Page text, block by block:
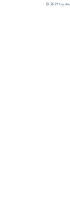
© 2021 by